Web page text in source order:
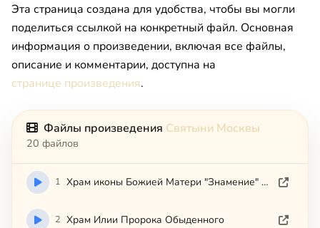
Эта страница создана для удобства, чтобы вы могли
поделиться ссылкой на конкретный файл. Основная
информация о произведении, включая все файлы,
описание и комментарии, доступна на
странице произведения.
Файлы произведения Святыни Москвы
20 файлов
1 Храм иконы Божией Матери "Знамение" в Аксиньино
2 Храм Илии Пророка Обыденного